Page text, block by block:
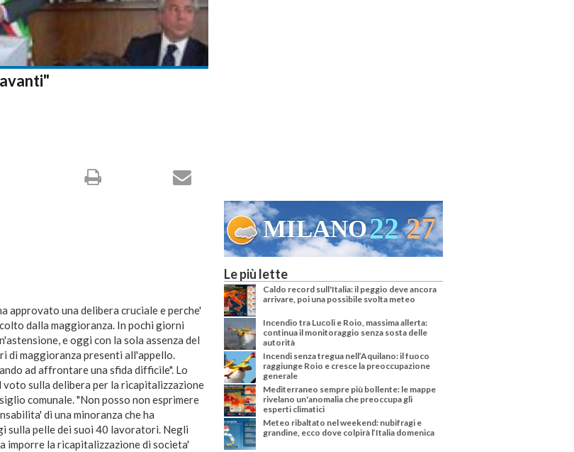
MILANO22 27
approvato una delibera cruciale e perche'
dalla maggioranza. In pochi giorni
e oggi con la sola assenza del
di maggioranza presenti all'appello.
ad affrontare una sfida difficile". Lo
sulla delibera per la ricapitalizzazione
comunale. "Non posso non esprimere
di una minoranza che ha
sulla pelle dei suoi 40 lavoratori. Negli
imporre la ricapitalizzazione di societa'
Le più lette
Caldo record sull'Italia: il peggio deve ancora
arrivare, poi una possibile svolta meteo
Incendio tra Lucoli e Roio, massima allerta:
continua il monitoraggio senza sosta delle
autorità
Incendi senza tregua nell’Aquilano: il fuoco
raggiunge Roio e cresce la preoccupazione
generale
Mediterraneo sempre più bollente: le mappe
rivelano un'anomalia che preoccupa gli
esperti climatici
Meteo ribaltato nel weekend: nubifragi e
grandine, ecco dove colpirà l’Italia domenica